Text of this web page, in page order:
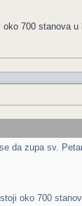
700 stanova
da zupa sv.
oko 700